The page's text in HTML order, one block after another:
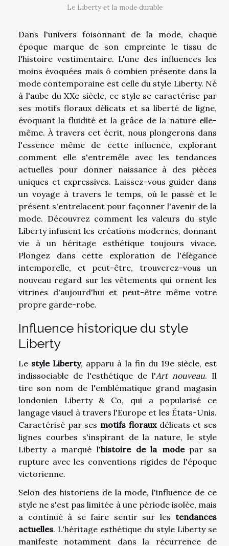
Le Liberty et la mode durable
Dans l'univers foisonnant de la mode, chaque
époque marque de son empreinte le tissu de
l'histoire vestimentaire. L'une des influences les
moins évoquées mais ô combien présente dans la
mode contemporaine est celle du style Liberty. Né
à l'aube du XXe siècle, ce style se caractérise par
ses motifs floraux délicats et sa liberté de ligne,
évoquant la fluidité et la grâce de la nature elle-
même. À travers cet écrit, nous plongerons dans
l'essence même de cette influence, explorant
comment elle s'entremêle avec les tendances
actuelles pour donner naissance à des pièces
uniques et expressives. Laissez-vous guider dans
un voyage à travers le temps, où le passé et le
présent s'entrelacent pour façonner l'avenir de la
mode. Découvrez comment les valeurs du style
Liberty infusent les créations modernes, donnant
vie à un héritage esthétique toujours vivace.
Plongez dans cette exploration de l'élégance
intemporelle, et peut-être, trouverez-vous un
nouveau regard sur les vêtements qui ornent les
vitrines d'aujourd'hui et peut-être même votre
propre garde-robe.
Influence historique du style
Liberty
Le style Liberty, apparu à la fin du 19e siècle, est
indissociable de l'esthétique de l'Art nouveau. Il
tire son nom de l'emblématique grand magasin
londonien Liberty & Co, qui a popularisé ce
langage visuel à travers l'Europe et les États-Unis.
Caractérisé par ses motifs florauxdélicats et ses
lignes courbes s'inspirant de la nature, le style
Liberty a marqué l'histoire de la modepar sa
rupture avec les conventions rigides de l'époque
victorienne.
Selon des historiens de la mode, l'influence de ce
style ne s'est pas limitée à une période isolée, mais
a continué à se faire sentir sur les tendances
actuelles. L'héritage esthétique du style Liberty se
manifeste notamment dans la récurrence de